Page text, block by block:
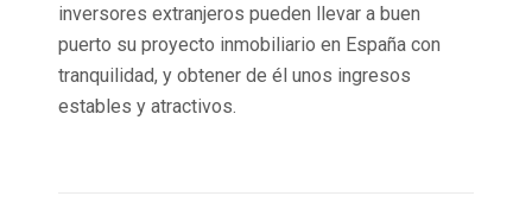
inversores extranjeros pueden llevar a buen
puerto su proyecto inmobiliario en España con
tranquilidad, y obtener de él unos ingresos
estables y atractivos.